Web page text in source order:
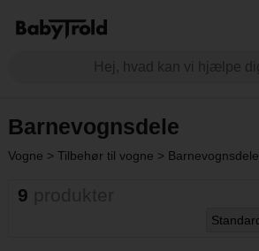
Barnevognsdele
Vogne > Tilbehør til vogne > Barnevognsdele
9